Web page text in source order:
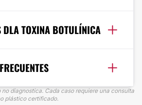
DLA TOXINA BOTULÍNICA
no diagnostica. Cada caso requiere una consulta
plástico certificado.